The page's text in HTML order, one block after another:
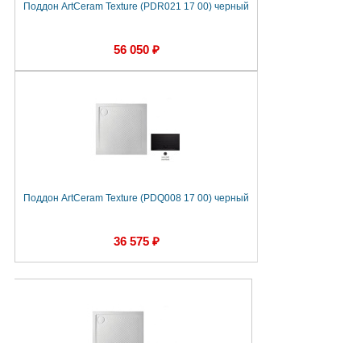
Поддон ArtCeram Texture (PDR021 17 00) черный
56 050 ₽
Поддон ArtCeram Texture (PDQ008 17 00) черный
36 575 ₽